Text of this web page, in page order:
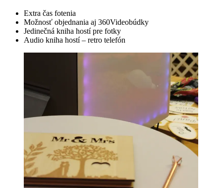
Extra čas fotenia
Možnosť objednania aj 360Videobúdky
Jedinečná kniha hostí pre fotky
Audio kniha hostí – retro telefón